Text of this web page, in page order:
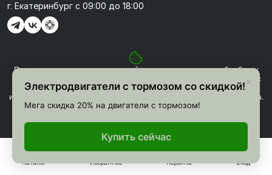
Каталог Избранное Корзина Вход
© 2026 «УЭСК-ТЕХНОЛОГИИ»
г. Екатеринбург с 09:00 до 18:00
Политика обработки персональных данных
Продолжая использовать наш сайт, вы соглашаетесь на обработку
файлов Сookie и других пользовательских данных, в соответствии с
Политикой конфиденциальности. Вы можете заблокировать
использование Cookies сайтом, изменив настройки Вашего браузера.
×
Электродвигатели с тормозом со скидкой!
Мега скидка 20% на двигатели с тормозом!
Купить сейчас